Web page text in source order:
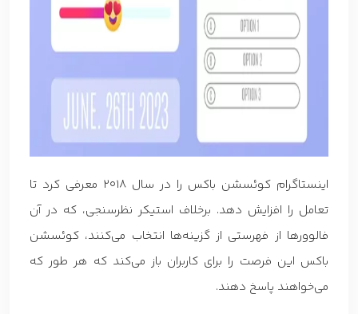
اینستاگرام کوئسشن باکس را در سال 2018 معرفی کرد تا
تعامل را افزایش دهد. برخلاف استیکر نظرسنجی، که در آن
فالوورها از فهرستی از گزینه‌ها انتخاب می‌کنند، کوئسشن
باکس این فرصت را برای کاربران باز می‌کند که هر طور که
می‌خواهند پاسخ دهند.